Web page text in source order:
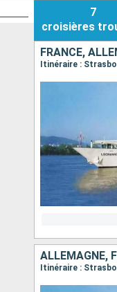
7
croisières
FRANCE,
Itinéraire :
ALLEMAGNE,
Itinéraire :